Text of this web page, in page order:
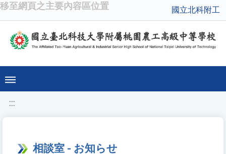
移至網頁之主要內容區位置 國立北科附工
:::
相談室 - お知らせ